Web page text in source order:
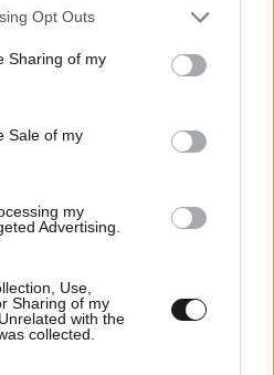
app uses one or more Google
behaviour. You may click to
and its third-party tags to
purposes in below Google
Opt Outs
Sharing of my
Sale of my
my
Advertising.
Use,
Sharing of my
with the
collected.